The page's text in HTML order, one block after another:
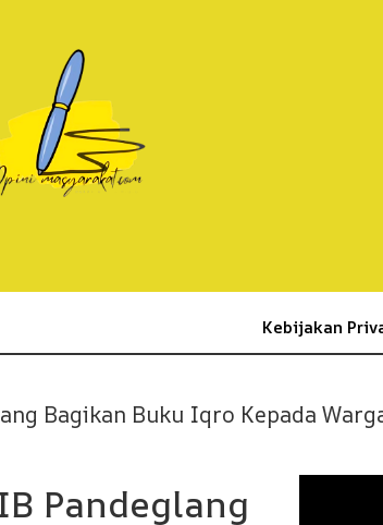
Kebijakan
Bagikan Buku Iqro Kepada
Pandeglang